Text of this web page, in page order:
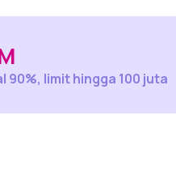
limit hingga 100 juta